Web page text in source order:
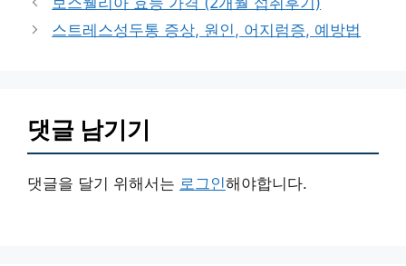
리
스트레스성두통 증상, 원인, 어지럼증, 예방법
댓글 남기기
댓글을 달기 위해서는 로그인해야합니다.